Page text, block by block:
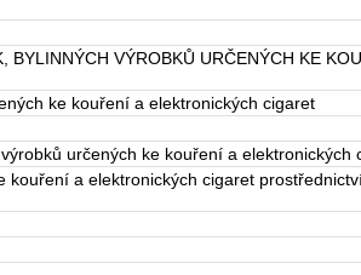
VÝROBKŮ URČENÝCH KE
ke kouření a elektronických cigaret
určených ke kouření a elektronických
a elektronických cigaret